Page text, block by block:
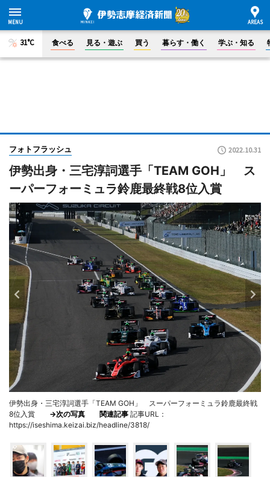
31°C 食べる 見る・遊ぶ 買う 暮らす・働く 学ぶ・知る
フォトフラッシュ 2022.10.31
伊勢出身・三宅淳詞選手「TEAM GOH」 ス
ーパーフォーミュラ鈴鹿最終戦8位入賞
伊勢出身・三宅淳詞選手「TEAM GOH」 スーパーフォーミュラ鈴鹿最終戦
8位入賞 →次の写真 関連記事 記事URL：
https://iseshima.keizai.biz/headline/3818/